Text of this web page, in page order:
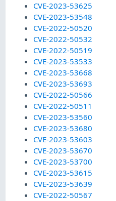
CVE-2023-53625
CVE-2023-53548
CVE-2022-50520
CVE-2022-50532
CVE-2022-50519
CVE-2023-53533
CVE-2023-53668
CVE-2023-53693
CVE-2022-50566
CVE-2022-50511
CVE-2023-53560
CVE-2023-53680
CVE-2023-53603
CVE-2023-53670
CVE-2023-53700
CVE-2023-53615
CVE-2023-53639
CVE-2022-50567